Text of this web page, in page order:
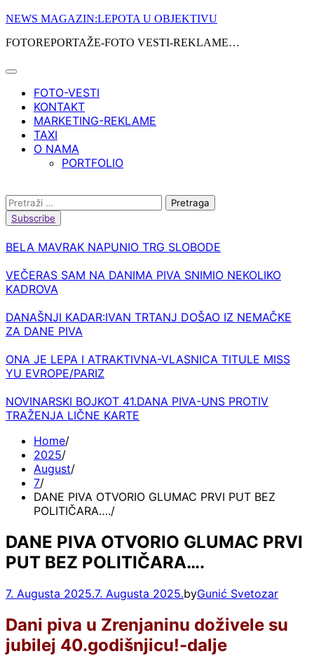
Skip
content
NEWS MAGAZIN:LEPOTA U OBJEKTIVU
FOTOREPORTAŽE-FOTO VESTI-REKLAME…
FOTO-VESTI
KONTAKT
MARKETING-REKLAME
TAXI
O NAMA
PORTFOLIO
Pretraga:
Subscribe
BELA MAVRAK NAPUNIO TRG SLOBODE
VEČERAS SAM NA DANIMA PIVA SNIMIO NEKOLIKO
KADROVA
DANAŠNJI KADAR:IVAN TRTANJ DOŠAO IZ NEMAČKE
ZA DANE PIVA
ONA JE LEPA I ATRAKTIVNA-VLASNICA TITULE MISS
YU EVROPE/PARIZ
NOVINARSKI BOJKOT 41.DANA PIVA-UNS PROTIV
TRAŽENJA LIČNE KARTE
Home
2025
August
7
DANE PIVA OTVORIO GLUMAC PRVI PUT BEZ
POLITIČARA….
DANE PIVA OTVORIO GLUMAC PRVI
PUT BEZ POLITIČARA….
7. Augusta 2025.7. Augusta 2025.byGunić Svetozar
Dani piva u Zrenjaninu doživele su
jubilej 40.godišnjicu!-dalje